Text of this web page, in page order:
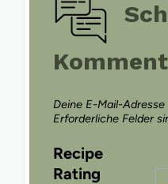
Deine E-Mail-
Erforderliche Felder
Recipe
Rating